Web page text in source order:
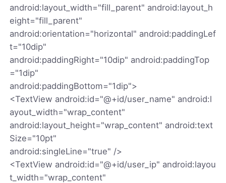
android:layout_width="fill_parent" android:layout_h
eight="fill_parent"
android:orientation="horizontal" android:paddingLef
t="10dip"
android:paddingRight="10dip" android:paddingTop
="1dip"
android:paddingBottom="1dip">
<TextView android:id="@+id/user_name" android:l
ayout_width="wrap_content"
android:layout_height="wrap_content" android:text
Size="10pt"
android:singleLine="true" />
<TextView android:id="@+id/user_ip" android:layou
t_width="wrap_content"